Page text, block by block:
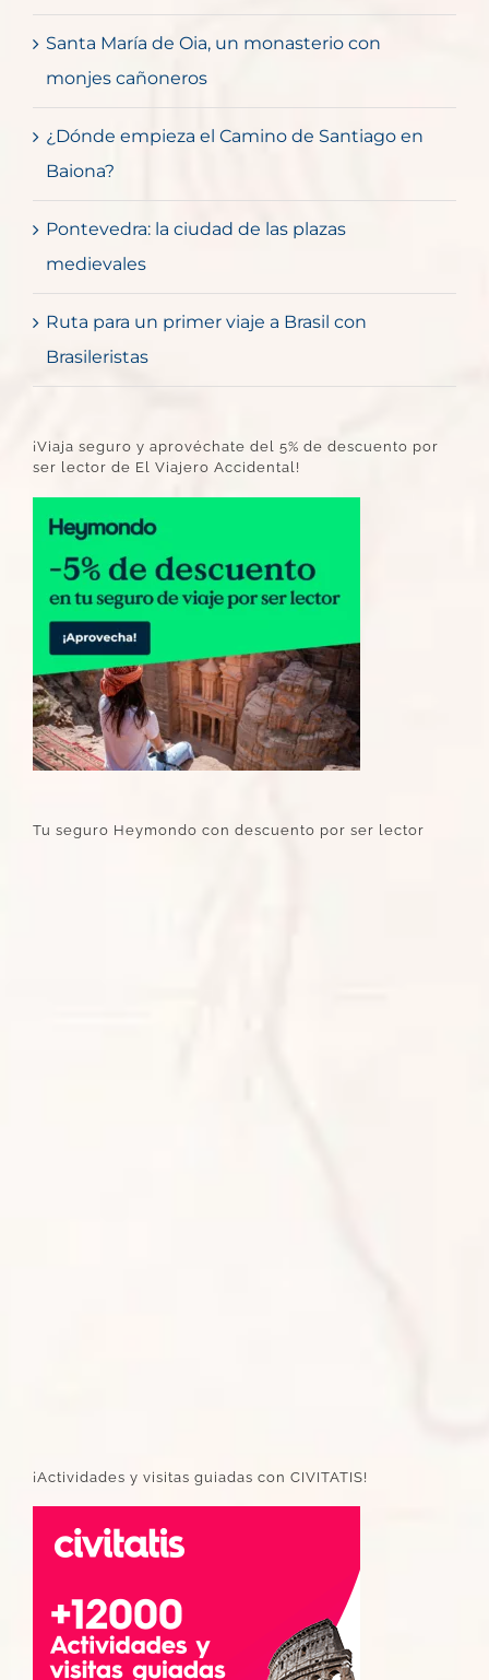
Santa María de Oia, un monasterio con
monjes cañoneros
¿Dónde empieza el Camino de Santiago en
Baiona?
Pontevedra: la ciudad de las plazas
medievales
Ruta para un primer viaje a Brasil con
Brasileristas
¡Viaja seguro y aprovéchate del 5% de descuento por
ser lector de El Viajero Accidental!
Tu seguro Heymondo con descuento por ser lector
¡Actividades y visitas guiadas con CIVITATIS!